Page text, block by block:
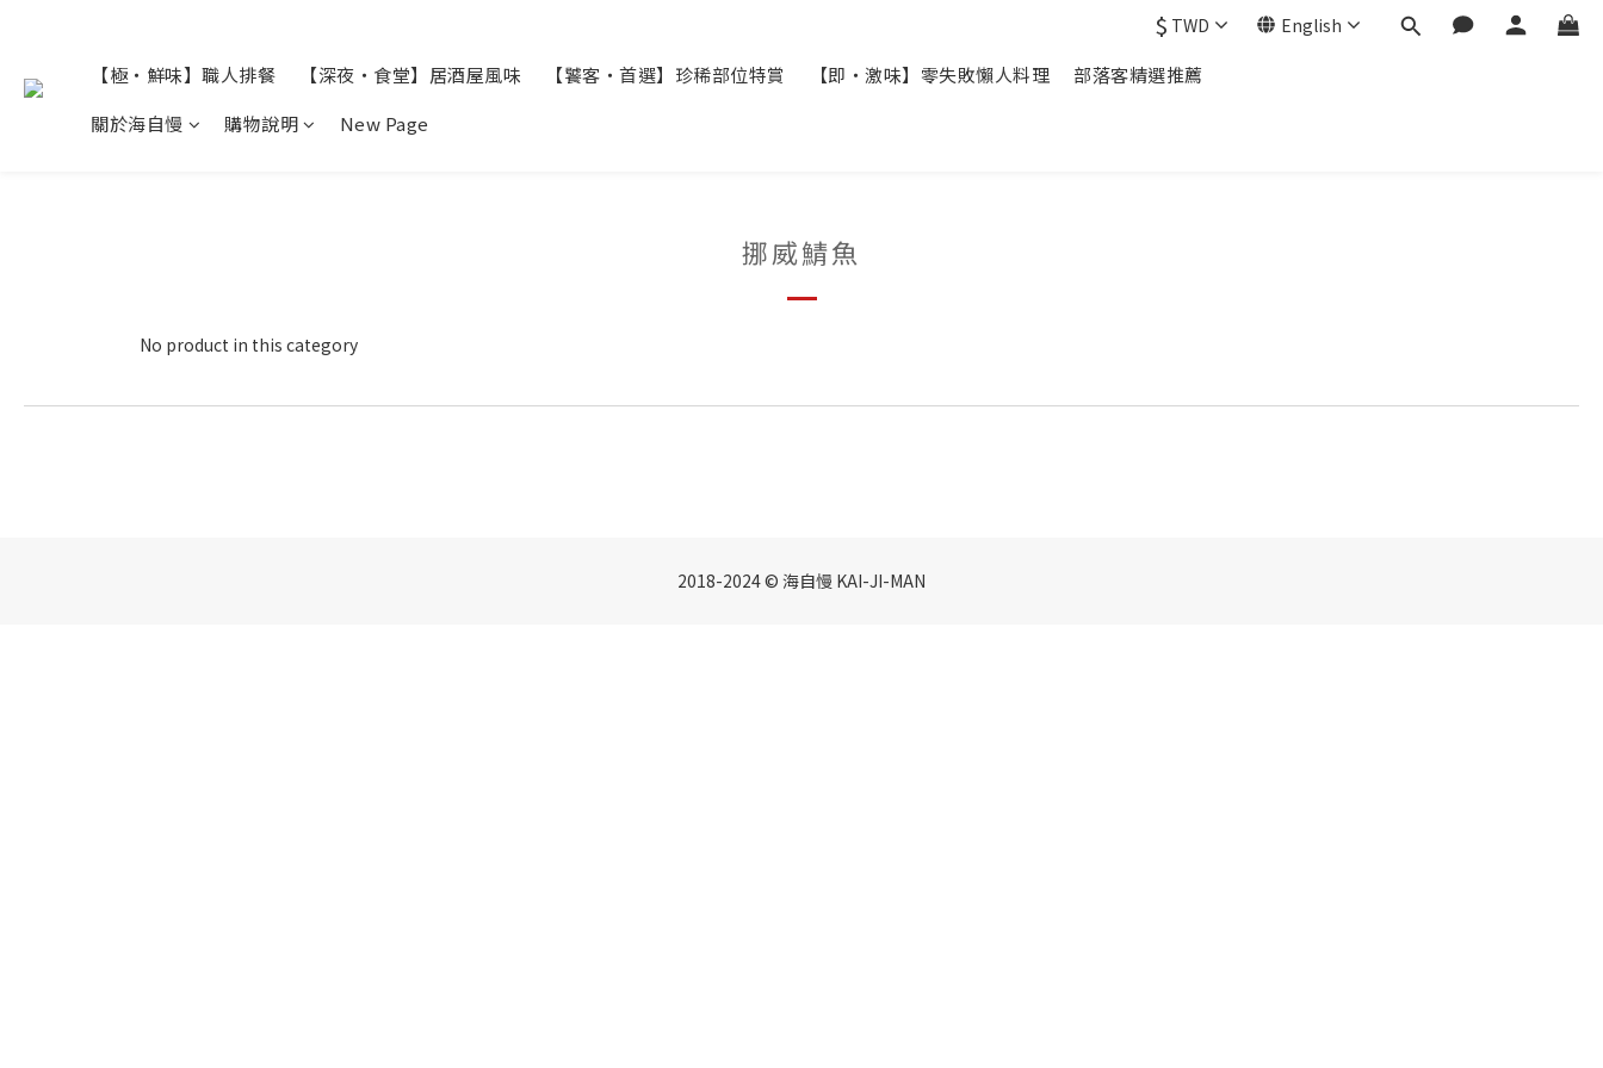
$ TWD English
【極・鮮味】職人排餐 【深夜・食堂】居酒屋風味 【饕客・首選】珍稀部位特賞 【即・激味】零失敗懶人料理
部落客精選推薦
關於海自慢
購物說明 New Page
挪威鯖魚
No product in this category
2018-2024 © 海自慢 KAI-JI-MAN